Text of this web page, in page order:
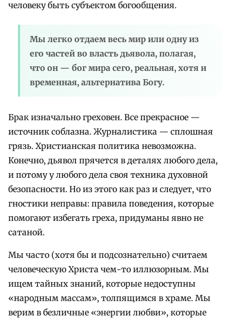
человеку быть субъектом богообщения.
Мы легко отдаем весь мир или одну из
его частей во власть дьявола, полагая,
что он — бог мира сего, реальная, хотя и
временная, альтернатива Богу.
Брак изначально греховен. Все прекрасное —
источник соблазна. Журналистика — сплошная
грязь. Христианская политика невозможна.
Конечно, дьявол прячется в деталях любого дела,
и потому у любого дела своя техника духовной
безопасности. Но из этого как раз и следует, что
гностики неправы: правила поведения, которые
помогают избегать греха, придуманы явно не
сатаной.
Мы часто (хотя бы и подсознательно) считаем
человеческую Христа чем-то иллюзорным. Мы
ищем тайных знаний, которые недоступны
«народным массам», толпящимся в храме. Мы
верим в безличные «энергии любви», которые